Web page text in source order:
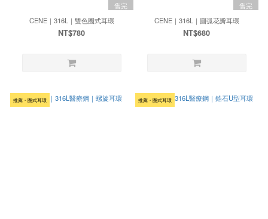
售完
CENE｜316L｜雙色圈式耳環
NT$780
售完
CENE｜316L｜圓弧花瓣耳環
NT$680
推薦・圈式耳環 推薦・圈式耳環